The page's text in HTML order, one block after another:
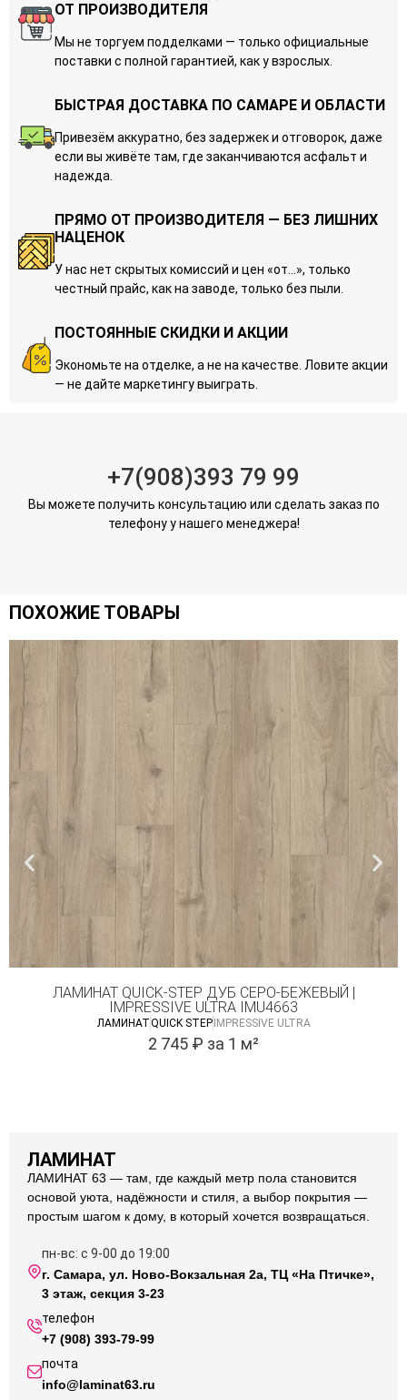
ОТ ПРОИЗВОДИТЕЛЯ
Мы не торгуем подделками — только официальные
поставки с полной гарантией, как у взрослых.
БЫСТРАЯ ДОСТАВКА ПО САМАРЕ И ОБЛАСТИ
Привезём аккуратно, без задержек и отговорок, даже
если вы живёте там, где заканчиваются асфальт и
надежда.
ПРЯМО ОТ ПРОИЗВОДИТЕЛЯ — БЕЗ ЛИШНИХ
НАЦЕНОК
У нас нет скрытых комиссий и цен «от…», только
честный прайс, как на заводе, только без пыли.
ПОСТОЯННЫЕ СКИДКИ И АКЦИИ
Экономьте на отделке, а не на качестве. Ловите акции
— не дайте маркетингу выиграть.
+7(908)393 79 99
Вы можете получить консультацию или сделать заказ по
телефону у нашего менеджера!
ПОХОЖИЕ ТОВАРЫ
ЛАМИНАТ QUICK-STEP ДУБ СЕРО-БЕЖЕВЫЙ |
IMPRESSIVE ULTRA IMU4663
ЛАМИНАТQUICK STEPIMPRESSIVE ULTRA
2 745 ₽ за 1 м²
ЛАМИНАТ
ЛАМИНАТ 63 — там, где каждый метр пола становится
основой уюта, надёжности и стиля, а выбор покрытия —
простым шагом к дому, в который хочется возвращаться.
пн-вс: с 9-00 до 19:00
г. Самара, ул. Ново-Вокзальная 2а, ТЦ «На Птичке»,
3 этаж, секция 3-23
телефон
+7 (908) 393-79-99
почта
info@laminat63.ru